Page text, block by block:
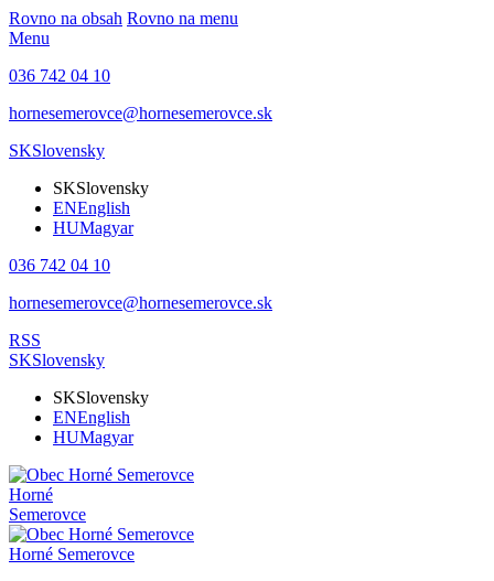
Rovno na obsah Rovno na menu
Menu
036 742 04 10
hornesemerovce@hornesemerovce.sk
SKSlovensky
SKSlovensky
ENEnglish
HUMagyar
036 742 04 10
hornesemerovce@hornesemerovce.sk
RSS
SKSlovensky
SKSlovensky
ENEnglish
HUMagyar
Horné
Semerovce
Horné Semerovce